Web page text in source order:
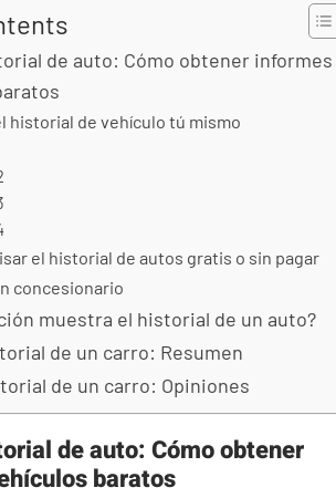
de auto: Cómo obtener informes
historial de vehículo tú mismo
el historial de autos gratis o sin pagar
concesionario
muestra el historial de un auto?
de un carro: Resumen
de un carro: Opiniones
de auto: Cómo obtener
baratos